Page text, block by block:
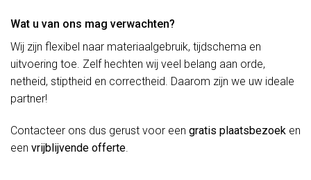
Wat u van ons mag verwachten?
Wij zijn flexibel naar materiaalgebruik, tijdschema en
uitvoering toe. Zelf hechten wij veel belang aan orde,
netheid, stiptheid en correctheid. Daarom zijn we uw ideale
partner!
Contacteer ons dus gerust voor een gratis plaatsbezoek en
een vrijblijvende offerte.